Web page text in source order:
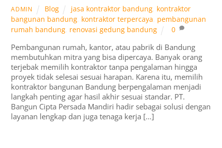
ADMIN Blog jasa kontraktor bandung, kontraktor
bangunan bandung kontraktor terpercaya pembangunan
rumah bandung renovasi gedung bandung 0
Pembangunan rumah, kantor, atau pabrik di Bandung
membutuhkan mitra yang bisa dipercaya. Banyak orang
terjebak memilih kontraktor tanpa pengalaman hingga
proyek tidak selesai sesuai harapan. Karena itu, memilih
kontraktor bangunan Bandung berpengalaman menjadi
langkah penting agar hasil akhir sesuai standar. PT.
Bangun Cipta Persada Mandiri hadir sebagai solusi dengan
layanan lengkap dan juga tenaga kerja […]